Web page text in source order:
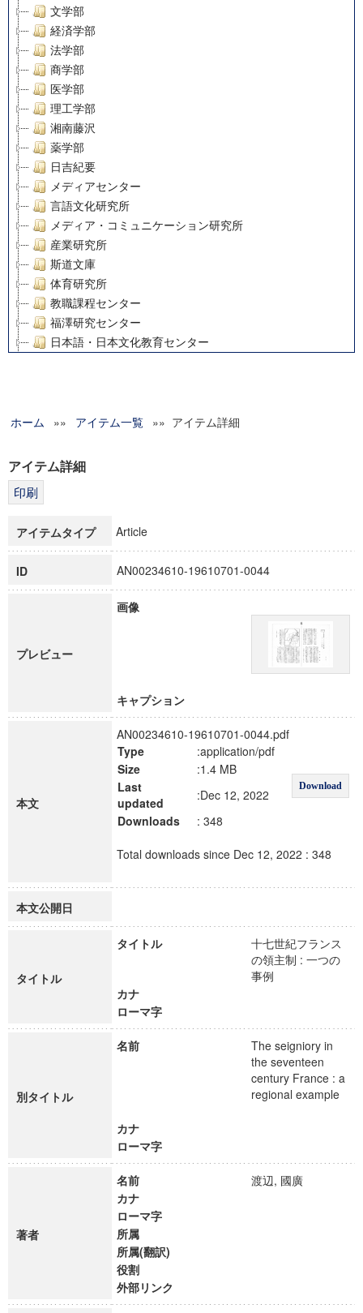
文学部
経済学部
法学部
商学部
医学部
理工学部
湘南藤沢
薬学部
日吉紀要
メディアセンター
言語文化研究所
メディア・コミュニケーション研究所
産業研究所
斯道文庫
体育研究所
教職課程センター
福澤研究センター
日本語・日本文化教育センター
グローバルリサーチインスティテュート
科学研究費補助金研究成果報告書
博士課程教育リーディングプログラム「超成熟社会発展のサ
ホーム »» アイテム一覧 »» アイテム詳細
アイテム詳細
アイテムタイプ Article
ID AN00234610-19610701-0044
プレビュー
画像
キャプション
本文
AN00234610-19610701-0044.pdf
Type
:application/pdf
Download
Size
:1.4 MB
Last
updated
:Dec 12, 2022
Downloads
: 348
Total downloads since Dec 12, 2022 : 348
本文公開日
タイトル
タイトル
十七世紀フランス
の領主制 : 一つの
事例
カナ
ローマ字
別タイトル
名前
The seigniory in
the seventeen
century France : a
regional example
カナ
ローマ字
著者
名前
渡辺, 國廣
カナ
ローマ字
所属
所属(翻訳)
役割
外部リンク